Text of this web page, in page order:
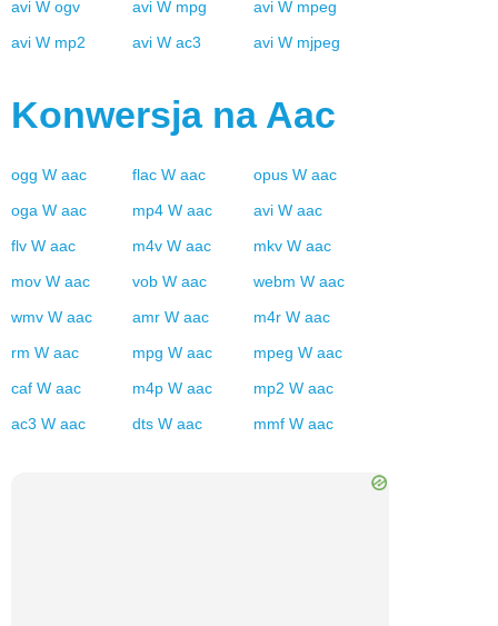
avi W ogv avi W mpg avi W mpeg
avi W mp2 avi W ac3 avi W mjpeg
Konwersja na Aac
ogg W aac flac W aac opus W aac
oga W aac mp4 W aac avi W aac
flv W aac m4v W aac mkv W aac
mov W aac vob W aac webm W aac
wmv W aac amr W aac m4r W aac
rm W aac mpg W aac mpeg W aac
caf W aac m4p W aac mp2 W aac
ac3 W aac dts W aac mmf W aac